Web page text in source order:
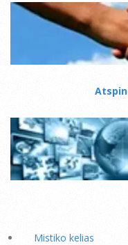
Mistiko kelias